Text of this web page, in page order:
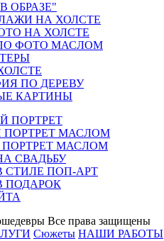
ОБРАЗЕ"
НА ХОЛСТЕ
НА ХОЛСТЕ
ФОТО МАСЛОМ
ПО ДЕРЕВУ
КАРТИНЫ
ПОРТРЕТ
МАСЛОМ
МАСЛОМ
СВАДЬБУ
СТИЛЕ ПОП-АРТ
ПОДАРОК
Все права защищены
Сюжеты НАШИ РАБОТЫ